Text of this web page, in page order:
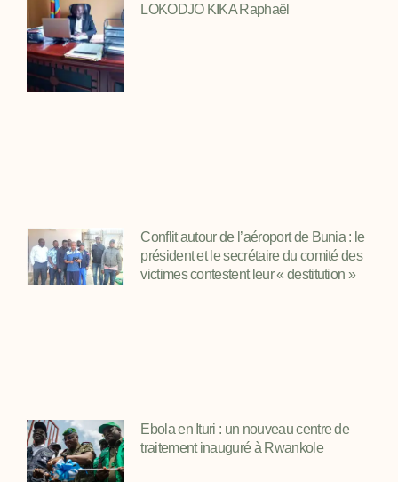
LOKODJO KIKA Raphaël
Conflit autour de l’aéroport de Bunia : le
président et le secrétaire du comité des
victimes contestent leur « destitution »
Ebola en Ituri : un nouveau centre de
traitement inauguré à Rwankole